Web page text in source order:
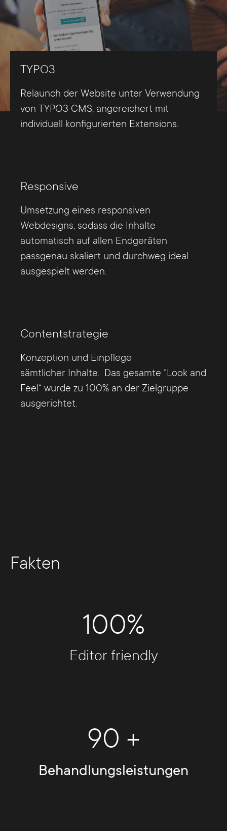
TYPO3
Relaunch der Website unter Verwendung
von TYPO3 CMS, angereichert mit
individuell konfigurierten Extensions.
Responsive
Umsetzung eines responsiven
Webdesigns, sodass die Inhalte
automatisch auf allen Endgeräten
passgenau skaliert und durchweg ideal
ausgespielt werden.
Contentstrategie
Konzeption und Einpflege
sämtlicher Inhalte. Das gesamte “Look and
Feel“ wurde zu 100% an der Zielgruppe
ausgerichtet.
Fakten
100%
Editor friendly
90 +
Behandlungsleistungen